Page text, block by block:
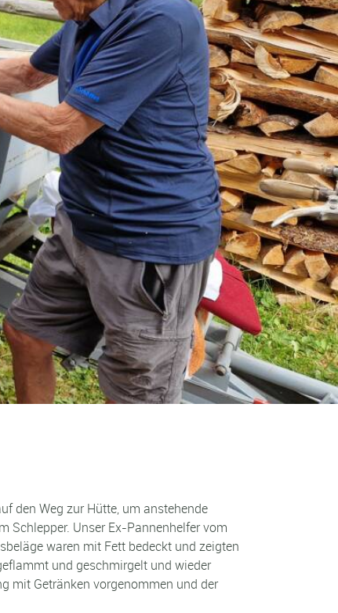
den Weg zur Hütte, um anstehende
Schlepper. Unser Ex-Pannenhelfer vom
waren mit Fett bedeckt und zeigten
und geschmirgelt und wieder
mit Getränken vorgenommen und der